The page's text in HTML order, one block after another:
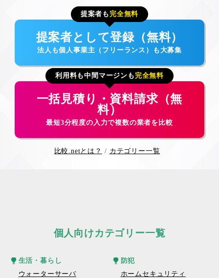
提案者も 完全無料
提案者として登録（無料）
法人も個人事業主（フリーランス）も大募集
利用料も中間マージンも 完全無料
一括見積り・資料請求（無
料）
最短3分程度の入力で複数の業者を比較
比較.netとは？ カテゴリー一覧
個人向けカテゴリー一覧
生活・暮らし
ウォーターサーバ
防犯
ホームセキュリティ